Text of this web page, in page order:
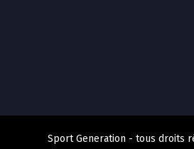
Sport Generation - tous droits